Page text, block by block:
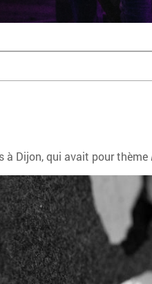
à Dijon, qui avait pour thème